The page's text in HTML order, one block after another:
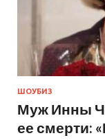
ШОУБИЗ
Муж Инны
ее смерти: